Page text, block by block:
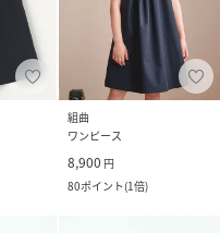
組曲
ワンピース
8,900 円
80ポイント(1倍)